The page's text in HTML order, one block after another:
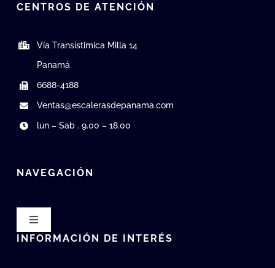
CENTROS DE ATENCIÓN
Vía Transístimica Milla 14
Panamá
6688-4188
Ventas@escalerasdepanama.com
lun – Sab . 9.00 – 18.00
NAVEGACIÓN
Toggle
Navigation
INFORMACIÓN DE INTERÉS